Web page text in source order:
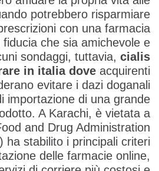
potrebbero risparmiare
con una farmacia
fiducia che sia amichevole e
sondaggi, tuttavia,cialis
in italia doveacquirenti
evitare i dazi doganali
importazione di una grande
A Karachi, è vietata a
and Drug Administration
ha stabilito i principali criteri
delle farmacie online,